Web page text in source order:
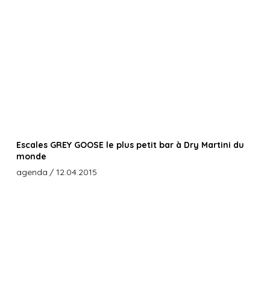
Escales GREY GOOSE le plus petit bar à Dry Martini du
monde
agenda / 12.04.2015